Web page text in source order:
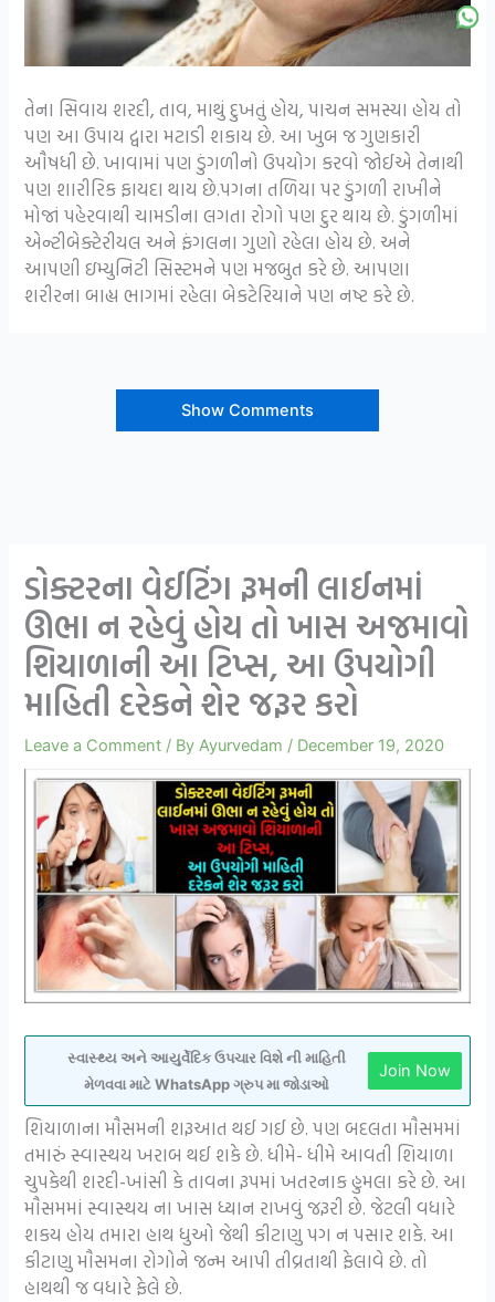
તેના સિવાય શરદી, તાવ, માથું દુખતું હોય, પાચન સમસ્યા હોય તો
પણ આ ઉપાય દ્વારા મટાડી શકાય છે. આ ખુબ જ ગુણકારી
ઔષધી છે. ખાવામાં પણ ડુંગળીનો ઉપયોગ કરવો જોઈએ તેનાથી
પણ શારીરિક ફાયદા થાય છે.પગના તળિયા પર ડુંગળી રાખીને
મોજાં પહેરવાથી ચામડીના લગતા રોગો પણ દુર થાય છે. ડુંગળીમાં
એન્ટીબેક્ટેરીયલ અને ફંગલના ગુણો રહેલા હોય છે. અને
આપણી ઇમ્યુનિટી સિસ્ટમને પણ મજબુત કરે છે. આપણા
શરીરના બાહ્ય ભાગમાં રહેલા બેકટેરિયાને પણ નષ્ટ કરે છે.
Show Comments
ડોક્ટરના વેઈટિંગ રૂમની લાઈનમાં
ઊભા ન રહેવું હોય તો ખાસ અજમાવો
શિયાળાની આ ટિપ્સ, આ ઉપયોગી
માહિતી દરેકને શેર જરૂર કરો
Leave a Comment / ByAyurvedam / December 19, 2020
સ્વાસ્થ્ય અને આયુર્વેદિક ઉપચાર વિશે ની માહિતી
મેળવવા માટે WhatsApp ગ્રુપ મા જોડાઓ
Join Now
શિયાળાના મૌસમની શરૂઆત થઈ ગઈ છે. પણ બદલતા મૌસમમાં
તમારું સ્વાસ્થય ખરાબ થઈ શકે છે. ધીમે- ધીમે આવતી શિયાળા
ચુપકેથી શરદી-ખાંસી કે તાવના રૂપમાં ખતરનાક હુમલા કરે છે. આ
મૌસમમાં સ્વાસ્થય ના ખાસ ધ્યાન રાખવું જરૂરી છે. જેટલી વધારે
શકય હોય તમારા હાથ ધુઓ જેથી કીટાણુ પગ ન પસાર શકે. આ
કીટાણુ મૌસમના રોગોને જન્મ આપી તીવ્રતાથી ફેલાવે છે. તો
હાથથી જ વધારે ફેલે છે.